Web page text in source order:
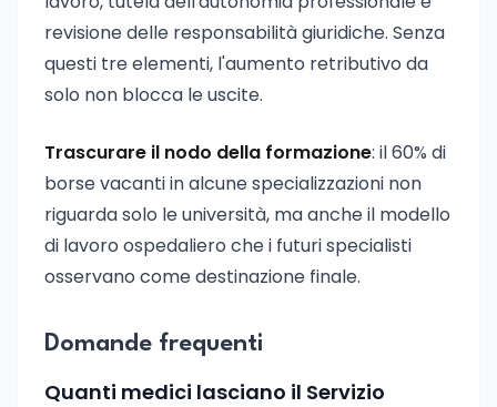
revisione delle responsabilità giuridiche. Senza
questi tre elementi, l'aumento retributivo da
solo non blocca le uscite.
Trascurare il nodo della formazione: il 60% di
borse vacanti in alcune specializzazioni non
riguarda solo le università, ma anche il modello
di lavoro ospedaliero che i futuri specialisti
osservano come destinazione finale.
Domande frequenti
Quanti medici lasciano il Servizio